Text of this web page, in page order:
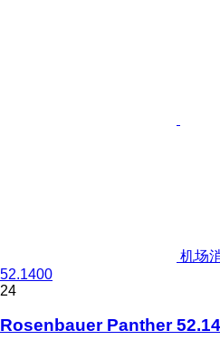
机场
52.1400
24
Rosenbauer Panther